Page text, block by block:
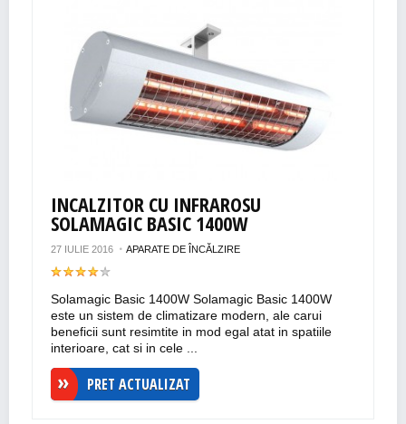
INCALZITOR CU INFRAROSU
SOLAMAGIC BASIC 1400W
27 IULIE 2016 APARATE DE ÎNCĂLZIRE
Solamagic Basic 1400W Solamagic Basic 1400W
este un sistem de climatizare modern, ale carui
beneficii sunt resimtite in mod egal atat in spatiile
interioare, cat si in cele ...
PRET ACTUALIZAT